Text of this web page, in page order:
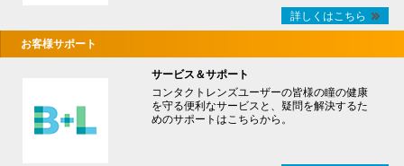
詳しくはこちら
お客様サポート
サービス＆サポート
コンタクトレンズユーザーの皆様の瞳の健康
を守る便利なサービスと、疑問を解決するた
めのサポートはこちらから。